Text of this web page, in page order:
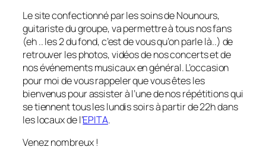
Le site confectionné par les soins de Nounours,
guitariste du groupe, va permettre à tous nos fans
(eh .. les 2 du fond, c’est de vous qu’on parle là..) de
retrouver les photos, vidéos de nos concerts et de
nos événements musicaux en général. L’occasion
pour moi de vous rappeler que vous êtes les
bienvenus pour assister à l’une de nos répétitions qui
se tiennent tous les lundis soirs à partir de 22h dans
les locaux de l’EPITA.
Venez nombreux !